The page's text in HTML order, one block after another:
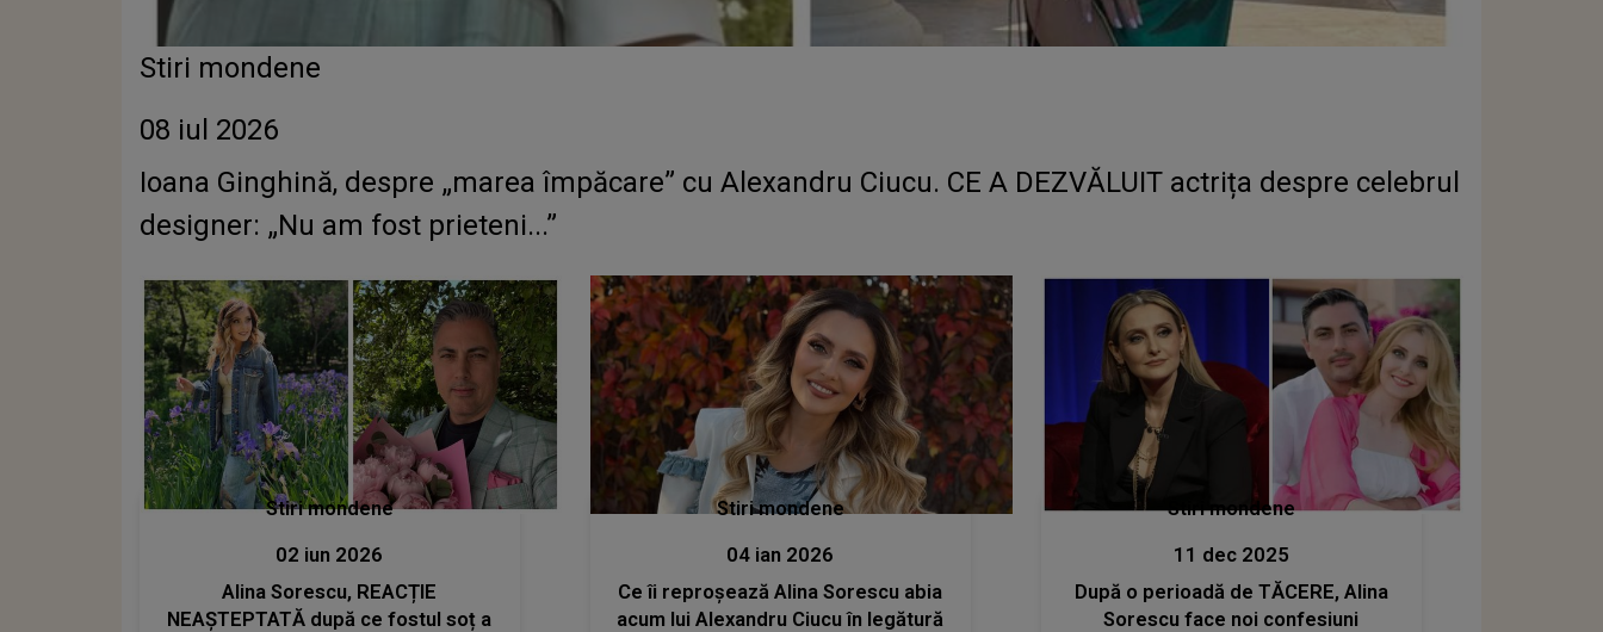
Stiri mondene
08 iul 2026
Ioana Ginghină, despre „marea împăcare” cu Alexandru Ciucu. CE A DEZVĂLUIT actrița despre celebrul
designer: „Nu am fost prieteni...”
Stiri mondene
02 iun 2026
Alina Sorescu, REACȚIE
NEAȘTEPTATĂ după ce fostul soț a
Stiri mondene
04 ian 2026
Ce îi reproșează Alina Sorescu abia
acum lui Alexandru Ciucu în legătură
Stiri mondene
11 dec 2025
După o perioadă de TĂCERE, Alina
Sorescu face noi confesiuni